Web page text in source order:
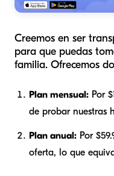
Creemos en ser
para que puedas
familia. Ofrecemos
Plan mensual: Por
de probar nuestras
Plan anual: Por
oferta, lo que